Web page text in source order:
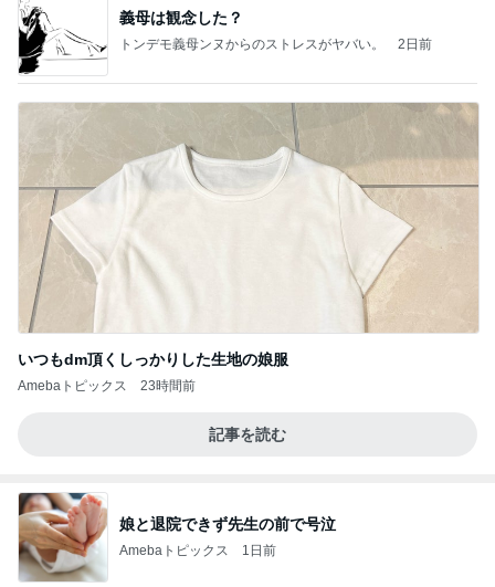
義母は観念した？
トンデモ義母ンヌからのストレスがヤバい。 2日前
いつもdm頂くしっかりした生地の娘服
Amebaトピックス 23時間前
記事を読む
娘と退院できず先生の前で号泣
Amebaトピックス 1日前